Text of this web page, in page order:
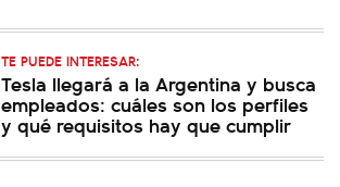
TE PUEDE INTERESAR:
Tesla llegará a la Argentina y busca
empleados: cuáles son los perfiles
y qué requisitos hay que cumplir